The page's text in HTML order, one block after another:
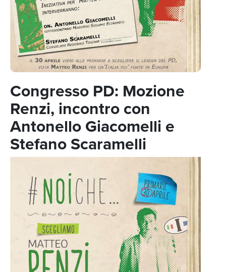
Congresso PD: Mozione
Renzi, incontro con
Antonello Giacomelli e
Stefano Scaramelli